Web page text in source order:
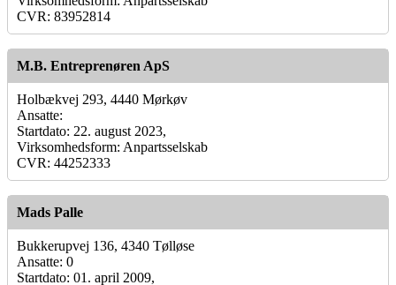
CVR: 83952814
M.B. Entreprenøren ApS
Holbækvej 293, 4440 Mørkøv
Ansatte:
Startdato: 22. august 2023,
Virksomhedsform: Anpartsselskab
CVR: 44252333
Mads Palle
Bukkerupvej 136, 4340 Tølløse
Ansatte: 0
Startdato: 01. april 2009,